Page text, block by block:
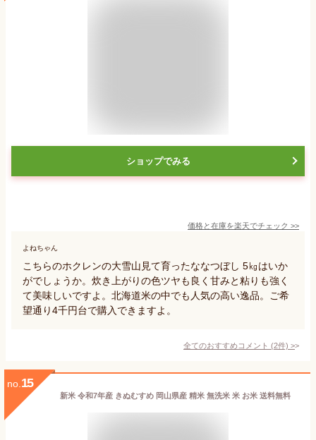
ショップでみる
価格と在庫を楽天でチェック >>
よねちゃん
こちらのホクレンの大雪山見て育ったななつぼし 5㎏はいか
がでしょうか。炊き上がりの色ツヤも良く甘みと粘りも強く
て美味しいですよ。北海道米の中でも人気の高い逸品。ご希
望通り4千円台で購入できますよ。
全てのおすすめコメント (2件) >
no. 15
新米 令和7年産 きぬむすめ 岡山県産 精米 無洗米 米 お米 送料無料